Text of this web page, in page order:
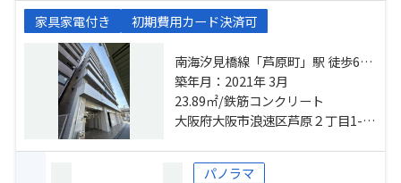
家具家電付き 初期費用カード決済可
南海汐見橋線「芦原町」駅 徒歩6分
大阪環状線「芦原橋」駅 徒歩8分 南
海汐見橋線「汐見橋」駅 徒歩9分
築年月：2021年 3月
23.89㎡/鉄筋コンクリート
大阪府大阪市浪速区芦原２丁目1-21
パノラマ